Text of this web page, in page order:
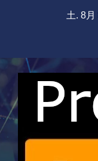
土. 8